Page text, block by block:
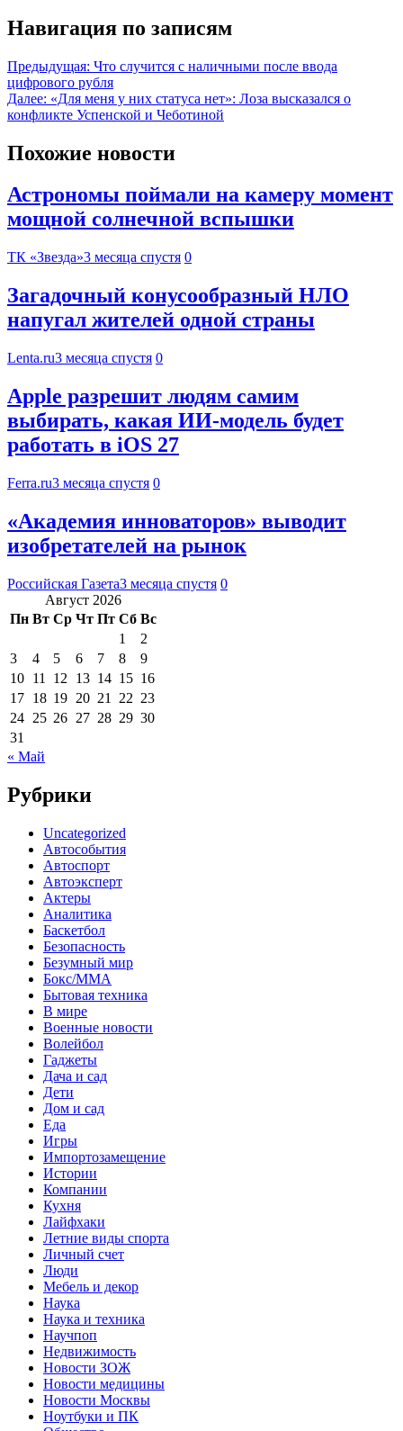
Навигация по записям
Предыдущая: Что случится с наличными после ввода
цифрового рубля
Далее: «Для меня у них статуса нет»: Лоза высказался о
конфликте Успенской и Чеботиной
Похожие новости
Астрономы поймали на камеру момент
мощной солнечной вспышки
ТК «Звезда»3 месяца спустя 0
Загадочный конусообразный НЛО
напугал жителей одной страны
Lenta.ru3 месяца спустя 0
Apple разрешит людям самим
выбирать, какая ИИ-модель будет
работать в iOS 27
Ferra.ru3 месяца спустя 0
«Академия инноваторов» выводит
изобретателей на рынок
Российская Газета3 месяца спустя 0
Август 2026
Пн Вт Ср Чт Пт Сб Вс
1
2
3
4 5 6 7 8
9
10 11 12 13 14 15 16
17 18 19 20 21 22 23
24 25 26 27 28 29 30
31
« Май
Рубрики
Uncategorized
Автособытия
Автоспорт
Автоэксперт
Актеры
Аналитика
Баскетбол
Безопасность
Безумный мир
Бокс/MMA
Бытовая техника
В мире
Военные новости
Волейбол
Гаджеты
Дача и сад
Дети
Дом и сад
Еда
Игры
Импортозамещение
Истории
Компании
Кухня
Лайфхаки
Летние виды спорта
Личный счет
Люди
Мебель и декор
Наука
Наука и техника
Научпоп
Недвижимость
Новости ЗОЖ
Новости медицины
Новости Москвы
Ноутбуки и ПК